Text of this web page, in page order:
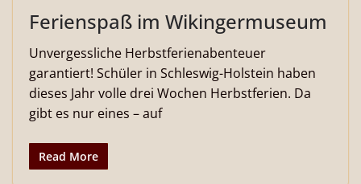
Ferienspaß im Wikingermuseum
Unvergessliche Herbstferienabenteuer
garantiert! Schüler in Schleswig-Holstein haben
dieses Jahr volle drei Wochen Herbstferien. Da
gibt es nur eines – auf
Read More